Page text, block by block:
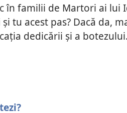
în familii de Martori ai lui
tu acest pas? Dacă da,
dedicării și a botezului.